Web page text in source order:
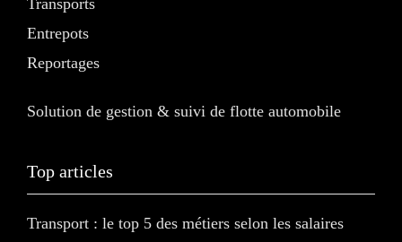
Entrepots
Reportages
Solution de gestion & suivi de flotte automobile
Top articles
Transport : le top 5 des métiers selon les salaires